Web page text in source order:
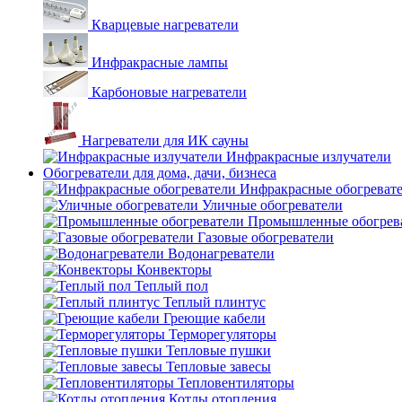
Кварцевые нагреватели
Инфракрасные лампы
Карбоновые нагреватели
Нагреватели для ИК сауны
Инфракрасные излучатели
Обогреватели для дома, дачи, бизнеса
Инфракрасные
Уличные обогреватели
Промышленные
Газовые обогреватели
Водонагреватели
Конвекторы
Теплый пол
Теплый плинтус
Греющие кабели
Терморегуляторы
Тепловые пушки
Тепловые завесы
Тепловентиляторы
Котлы отопления